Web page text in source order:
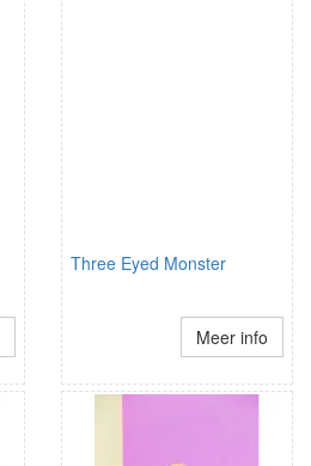
Three Eyed Monster
Meer info